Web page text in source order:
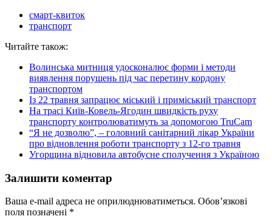
смарт-квиток
транспорт
Читайте також:
Волинська митниця удосконалює форми і методи
виявлення порушень під час перетину кордону
транспортом
Із 22 травня запрацює міський і приміський транспорт
На трасі Київ-Ковель-Ягодин швидкість руху
транспорту контролюватимуть за допомогою TruCam
“Я не дозволю”, – головний санітарний лікар України
про відновлення роботи транспорту з 12-го травня
Угорщина відновила автобусне сполучення з Україною
Залишити коментар
Ваша e-mail адреса не оприлюднюватиметься. Обов’язкові
поля позначені *